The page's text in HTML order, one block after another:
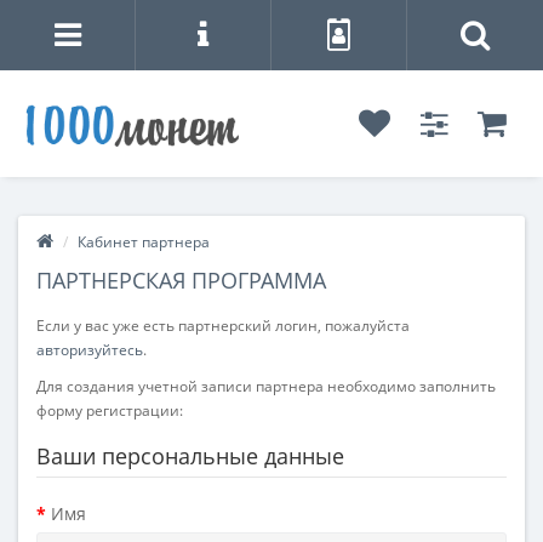
Кабинет партнера
ПАРТНЕРСКАЯ ПРОГРАММА
Если у вас уже есть партнерский логин, пожалуйста
авторизуйтесь.
Для создания учетной записи партнера необходимо заполнить
форму регистрации:
Ваши персональные данные
Имя